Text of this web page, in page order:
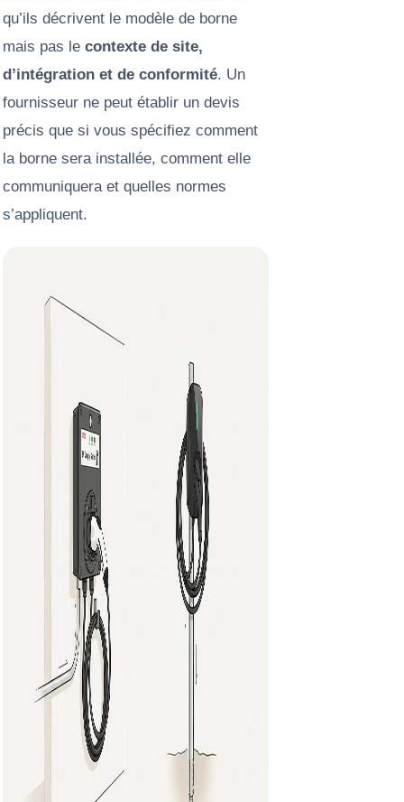
qu’ils décrivent le modèle de borne
mais pas le contexte de site,
d’intégration et de conformité. Un
fournisseur ne peut établir un devis
précis que si vous spécifiez comment
la borne sera installée, comment elle
communiquera et quelles normes
s’appliquent.